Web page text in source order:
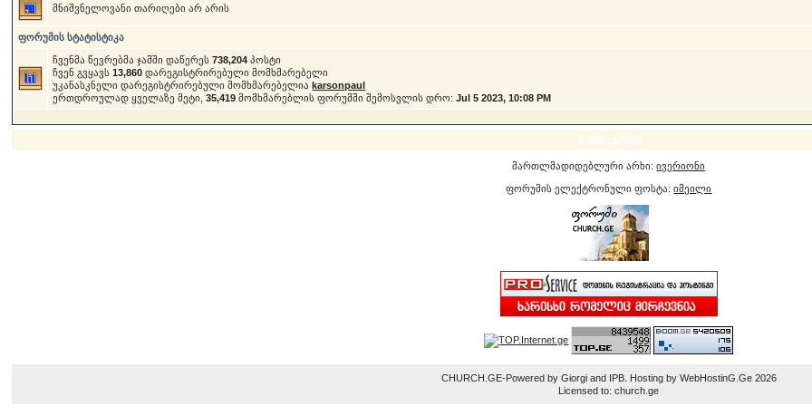
მნიშვნელოვანი თარიღები არ არის
ფორუმის სტატისტიკა
ჩვენმა წევრებმა ჯამში დაწერეს738,204 პოსტი
ჩვენ გვყავს13,860 დარეგისტრირებული მომხმარებელი
უკანასკნელი დარეგისტრირებული მომხმარებელიაkarsonpaul
ერთდროულად ყველაზე მეტი,35,419 მომხმარებლის ფორუმში შემოსვლის დრო:Jul 5 2023, 10:08 PM
მსუბუქი ვერსია
მართლმადიდებლური არხი:ივერიონი
ფორუმის ელექტრონული ფოსტა:იმეილი
CHURCH.GE-Powered by Giorgi and IPB. Hosting by WebHostinG.Ge 2026
Licensed to: church.ge